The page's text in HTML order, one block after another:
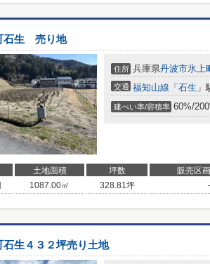
石生 売り地
住所 兵庫県丹波市氷上
交通 福知山線 「 石生 」
建ぺい率/容積率 60%/
土地面積 坪数 販売区
1087.00㎡ 328.81坪
石生４３２坪売り土地